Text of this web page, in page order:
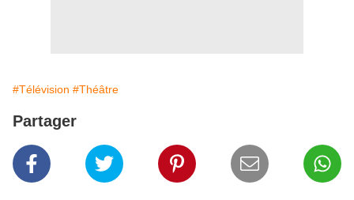
#Télévision #Théâtre
Partager